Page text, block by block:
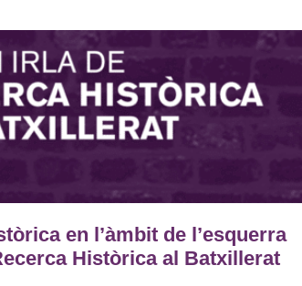
en l’àmbit de l’esquerra
Històrica al Batxillerat